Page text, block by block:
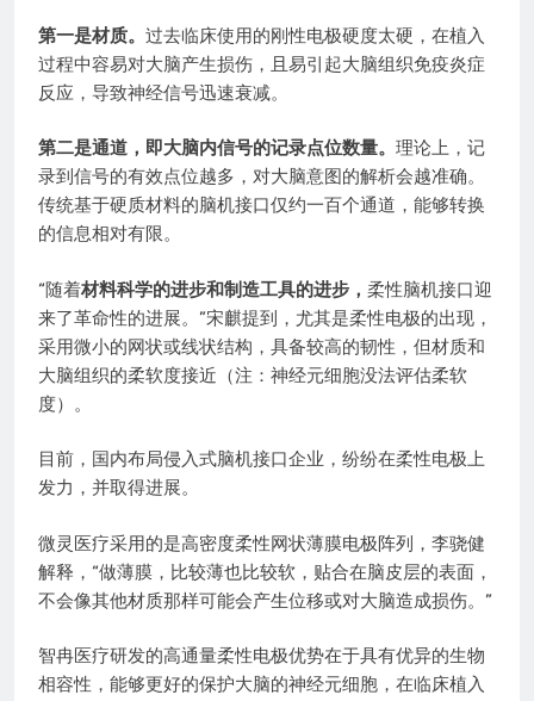
第一是材质。 过去临床使用的刚性电极硬度太硬，在植入
过程中容易对大脑产生损伤，且易引起大脑组织免疫炎症
反应，导致神经信号迅速衰减。
第二是通道，即大脑内信号的记录点位数量。 理论上，记
录到信号的有效点位越多，对大脑意图的解析会越准确。
传统基于硬质材料的脑机接口仅约一百个通道，能够转换
的信息相对有限。
“随着材料科学的进步和制造工具的进步， 柔性脑机接口迎
来了革命性的进展。”宋麒提到，尤其是柔性电极的出现，
采用微小的网状或线状结构，具备较高的韧性，但材质和
大脑组织的柔软度接近（注：神经元细胞没法评估柔软
度）。
目前，国内布局侵入式脑机接口企业，纷纷在柔性电极上
发力，并取得进展。
微灵医疗采用的是高密度柔性网状薄膜电极阵列，李骁健
解释，“做薄膜，比较薄也比较软，贴合在脑皮层的表面，
不会像其他材质那样可能会产生位移或对大脑造成损伤。”
智冉医疗研发的高通量柔性电极优势在于具有优异的生物
相容性，能够更好的保护大脑的神经元细胞，在临床植入